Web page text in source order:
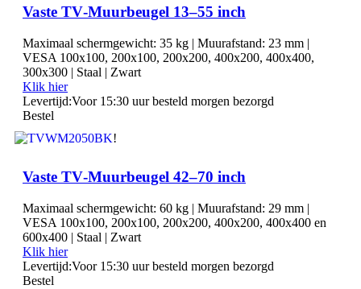
Vaste TV‑Muurbeugel 13–55 inch
Maximaal schermgewicht: 35 kg | Muurafstand: 23 mm |
VESA 100x100, 200x100, 200x200, 400x200, 400x400,
300x300 | Staal | Zwart
Klik hier
Levertijd:Voor 15:30 uur besteld morgen bezorgd
Bestel
Vaste TV‑Muurbeugel 42–70 inch
Maximaal schermgewicht: 60 kg | Muurafstand: 29 mm |
VESA 100x100, 200x100, 200x200, 400x200, 400x400 en
600x400 | Staal | Zwart
Klik hier
Levertijd:Voor 15:30 uur besteld morgen bezorgd
Bestel
!